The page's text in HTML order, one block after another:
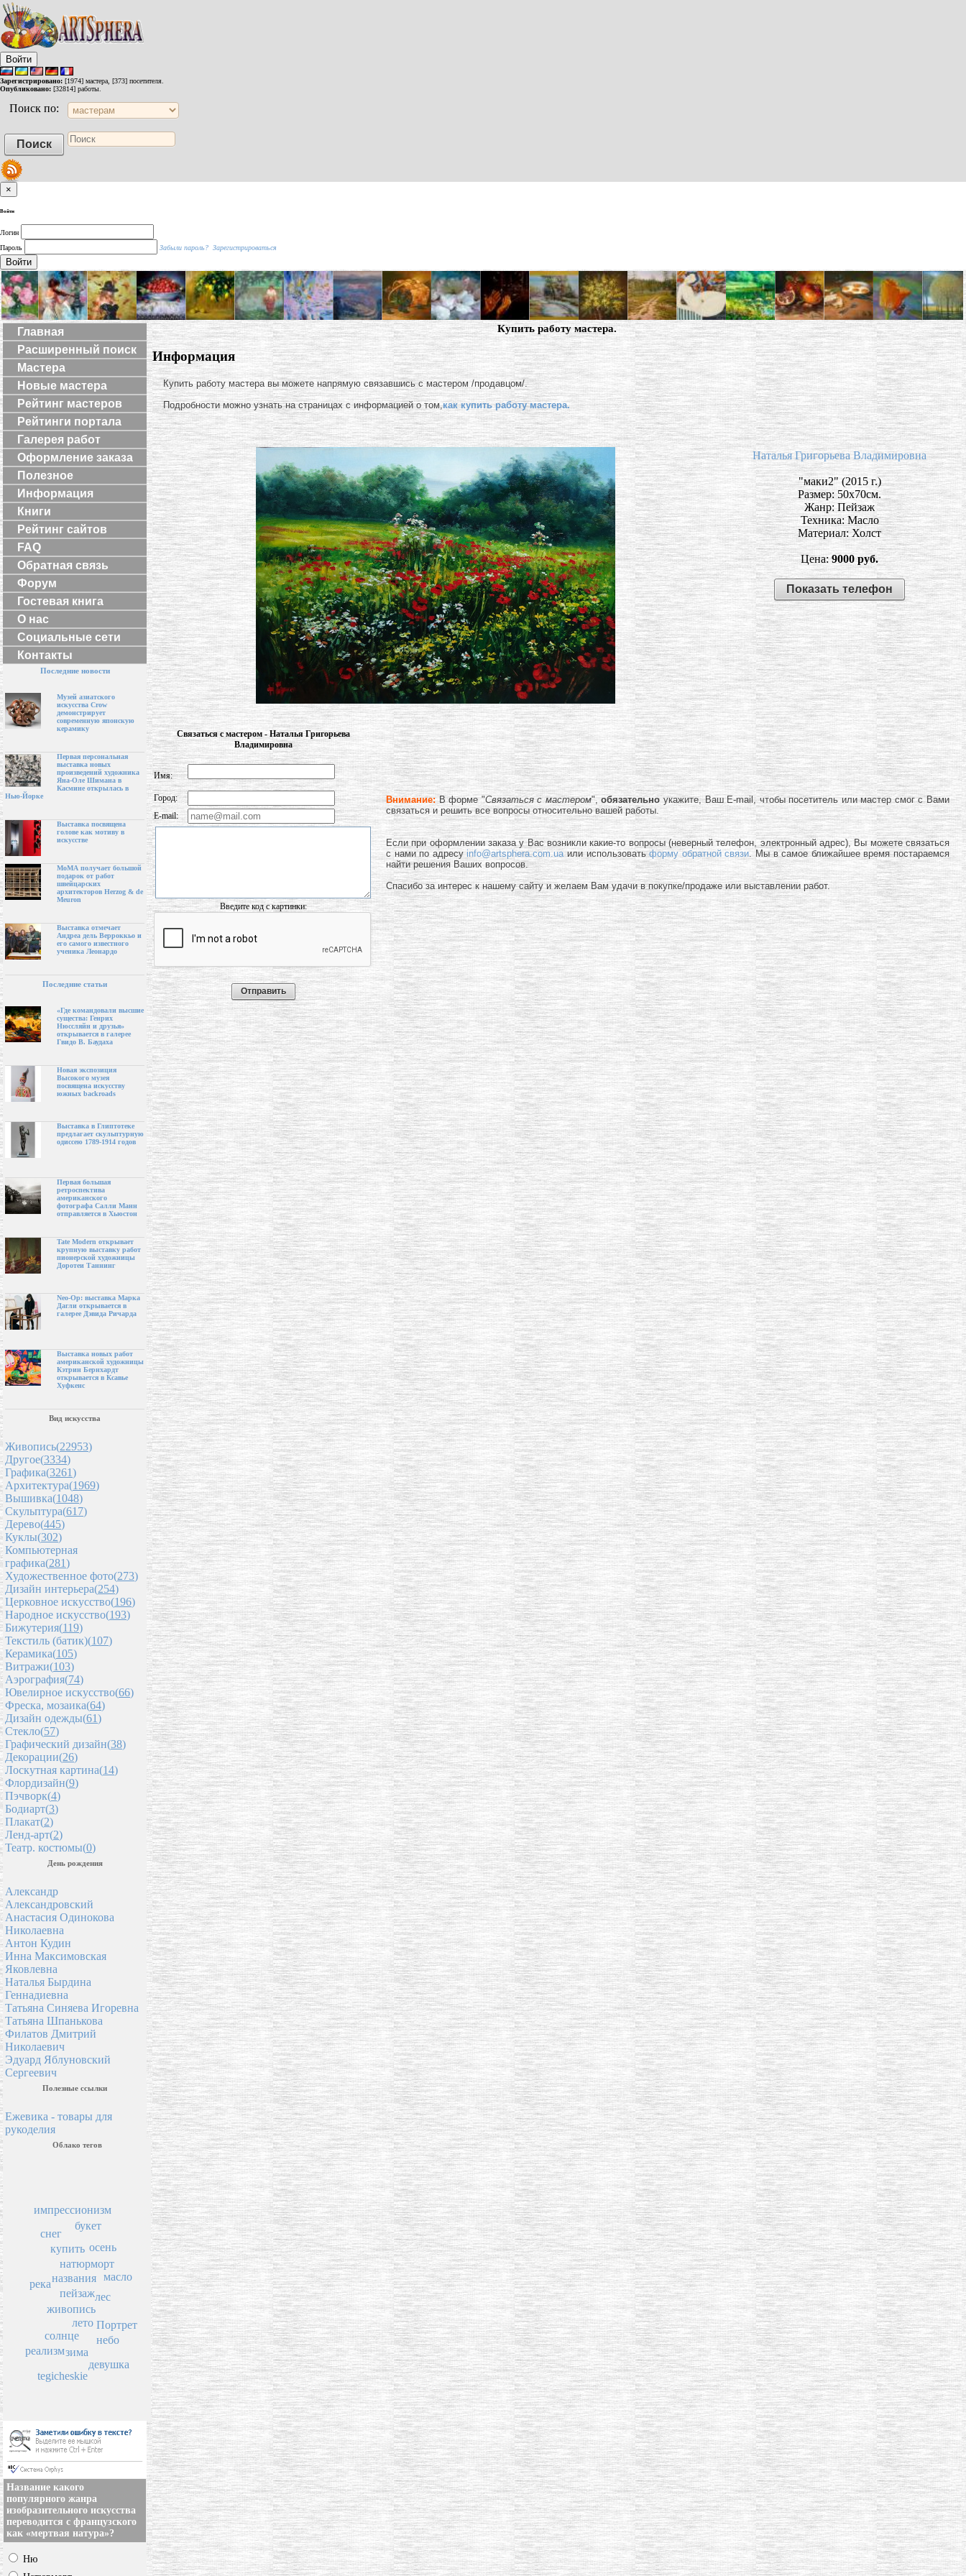
Войти
Зарегистрировано: [1974] мастера, [373] посетителя.
Опубликовано: [32814] работы.
Поиск по:
×
Войти
Логин
Пароль
Забыли пароль? Зарегистрироваться
Войти
Главная
Расширенный поиск
Мастера
Новые мастера
Рейтинг мастеров
Рейтинги портала
Галерея работ
Оформление заказа
Полезное
Информация
Книги
Рейтинг сайтов
FAQ
Обратная связь
Форум
Гостевая книга
О нас
Социальные сети
Контакты
Последние новости
Музей азиатского
искусства Crow
демонстрирует
современную японскую
керамику
Первая персональная
выставка новых
произведений художника
Яна-Оле Шимана в
Касмине открылась в
Нью-Йорке
Выставка посвящена
голове как мотиву в
искусстве
МоМА получает большой
подарок от работ
швейцарских
архитекторов Herzog & de
Meuron
Выставка отмечает
Андреа дель Верроккьо и
его самого известного
ученика Леонардо
Последние статьи
«Где командовали высшие
существа: Генрих
Нюссляйн и друзья»
открывается в галерее
Гвидо В. Баудаха
Новая экспозиция
Высокого музея
посвящена искусству
южных backroads
Выставка в Глиптотеке
предлагает скульптурную
одиссею 1789-1914 годов
Первая большая
ретроспектива
американского
фотографа Салли Манн
отправляется в Хьюстон
Tate Modern открывает
крупную выставку работ
пионерской художницы
Доротеи Таннинг
Neo-Op: выставка Марка
Дагли открывается в
галерее Дэвида Ричарда
Выставка новых работ
американской художницы
Кэтрин Бернхардт
открывается в Ксавье
Хуфкенс
Вид искусства
Живопись(22953)
Другое(3334)
Графика(3261)
Архитектура(1969)
Вышивка(1048)
Скульптура(617)
Дерево(445)
Куклы(302)
Компьютерная
графика(281)
Художественное фото(273)
Дизайн интерьера(254)
Церковное искусство(196)
Народное искусство(193)
Бижутерия(119)
Текстиль (батик)(107)
Керамика(105)
Витражи(103)
Аэрография(74)
Ювелирное искусство(66)
Фреска, мозаика(64)
Дизайн одежды(61)
Стекло(57)
Графический дизайн(38)
Декорации(26)
Лоскутная картина(14)
Флордизайн(9)
Пэчворк(4)
Бодиарт(3)
Плакат(2)
Ленд-арт(2)
Театр. костюмы(0)
День рождения
Александр
Александровский
Анастасия Одинокова
Николаевна
Антон Кудин
Инна Максимовская
Яковлевна
Наталья Бырдина
Геннадиевна
Татьяна Синяева Игоревна
Татьяна Шпанькова
Филатов Дмитрий
Николаевич
Эдуард Яблуновский
Сергеевич
Полезные ссылки
Ежевика - товары для
рукоделия
Облако тегов
пейзаж
названия
живопись
лето
натюрморт
купить
солнце
лес
зима
осень
букет
масло
река
снег
tegicheskie
реализм
небо
импрессионизм
Портрет
девушка
Название какого
популярного жанра
изобразительного искусства
переводится с французского
как «мертвая натура»?
Ню
Купить работу мастера.
Информация
Купить работу мастера вы можете напрямую связавшись с мастером /продавцом/.
Подробности можно узнать на страницах с информацией о том,как купить работу мастера.
Наталья Григорьева Владимировна
"маки2" (2015 г.)
Размер: 50х70см.
Жанр: Пейзаж
Техника: Масло
Материал: Холст
Цена:9000 руб.
Показать телефон
Связаться с мастером - Наталья Григорьева
Владимировна
Внимание:В форме "Связаться с мастером",обязательноукажите, Ваш E-mail, чтобы посетитель или мастер смог с Вами
связаться и решить все вопросы относительно вашей работы.
Если при оформлении заказа у Вас возникли какие-то вопросы (неверный телефон, электронный адрес), Вы можете связаться
с нами по адресуinfo@artsphera.com.uaили использоватьформу обратной связи. Мы в самое ближайшее время постараемся
найти решения Ваших вопросов.
Спасибо за интерес к нашему сайту и желаем Вам удачи в покупке/продаже или выставлении работ.
Имя:
Город:
E-mail:
Введите код с картинки: